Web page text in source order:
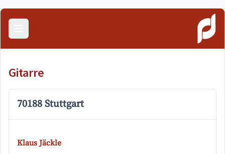
Menü öffnen
Gitarre
70188 Stuttgart
Klaus Jäckle